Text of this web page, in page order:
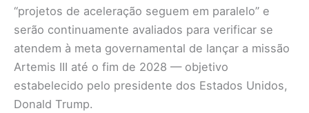
“projetos de aceleração seguem em paralelo” e
serão continuamente avaliados para verificar se
atendem à meta governamental de lançar a missão
Artemis III até o fim de 2028 — objetivo
estabelecido pelo presidente dos Estados Unidos,
Donald Trump.